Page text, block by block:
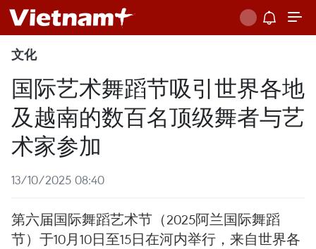
文化
国际艺术舞蹈节吸引世界各地
及越南的数百名顶级舞者与艺
术家参加
13/10/2025 08:40
第六届国际舞蹈艺术节（2025阿兰国际舞蹈
节）于10月10日至15日在河内举行，来自世界各